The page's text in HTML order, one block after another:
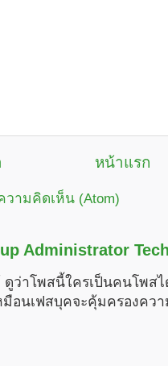
หน้าแรก
วามคิดเห็น (Atom)
Administrator
ว่าโพสนี้ใครเป็นคนโพส
มือนเฟสบุคจะคุ้มครองคว